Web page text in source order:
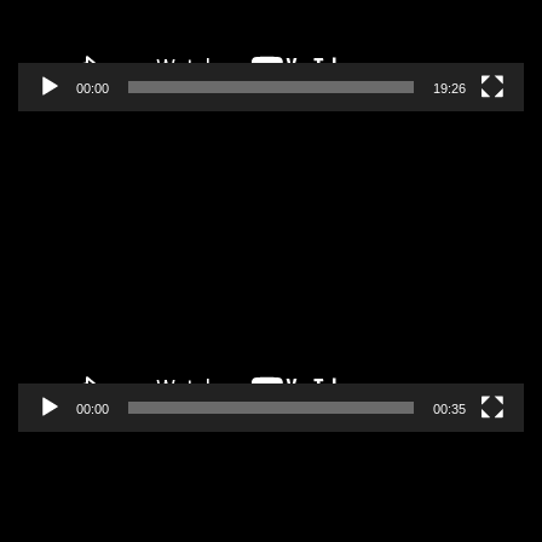
00:00 19:26
00:00 00:35